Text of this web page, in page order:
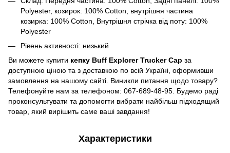
Polyester, козирок: 100% Cotton, внутрішня частина
козирка: 100% Cotton, Внутрішня стрічка від поту: 100%
Polyester
Рівень активності: низький
Ви можете купити кепку Buff Explorer Trucker Cap за
доступною ціною та з доставкою по всій Україні, оформивши
замовлення на нашому сайті. Виникли питання щодо товару?
Телефонуйте нам за телефоном: 067-689-48-95. Будемо раді
проконсультувати та допомогти вибрати найбільш підходящий
товар, який вирішить саме ваші завдання!
Характеристики